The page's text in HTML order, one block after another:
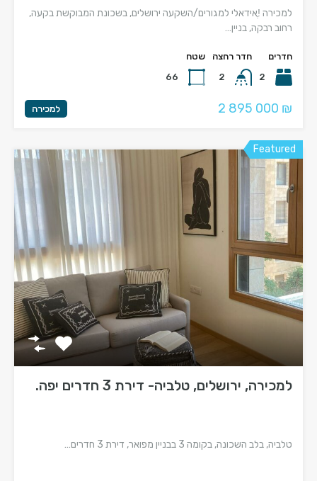
למכירה !ֶאידאלי למגורים/השקעה ירושלים, בשכונת המבוקשת בקעה,
רחוב רבקה, בניין…
חדרים
2
חדר רחצה
2
שטח
66
למכירה 2 895 000 ₪
Featured
למכירה, ירושלים, טלביה- דירת 3 חדרים יפה.
טלביה, בלב השכונה, בקומה 3 בבניין מפואר, דירת 3 חדרים…